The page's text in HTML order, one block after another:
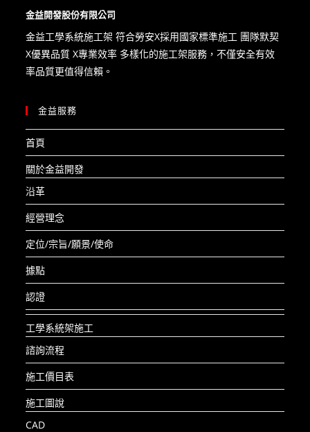
金益開發股份有限公司
金益工學系統施工架 符合勞安X​採用國家標準施工 團隊默契
X優異品質 X專業效率 多樣化的施工架服務，不僅安全有效
率品質更值得信賴。
金益服務
首頁
關於金益開發
沿革
經營理念
定位/宗旨/願景/使命
據點
認證
工學系統架施工
諮詢流程
施工價目表
施工圖說
CAD